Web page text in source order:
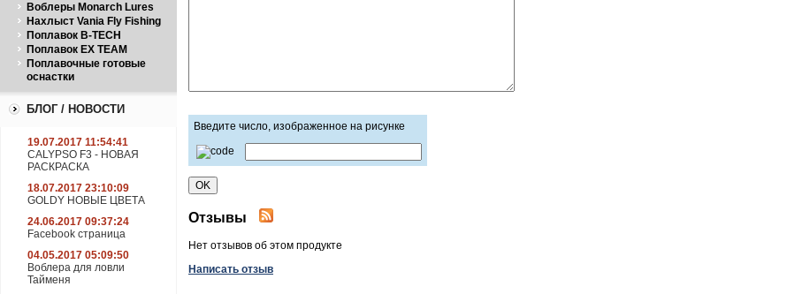
Воблеры Monarch Lures
Нахлыст Vania Fly Fishing
Поплавок B-TECH
Поплавок EX TEAM
Поплавочные готовые
оснастки
БЛОГ / НОВОСТИ
19.07.2017 11:54:41
CALYPSO F3 - НОВАЯ
РАСКРАСКА
18.07.2017 23:10:09
GOLDY НОВЫЕ ЦВЕТА
24.06.2017 09:37:24
Facebook страница
04.05.2017 05:09:50
Воблера для ловли
Тайменя
Введите число, изображенное на рисунке
Отзывы
Нет отзывов об этом продукте
Написать отзыв